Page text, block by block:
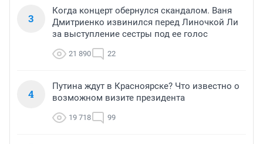
3
Когда концерт обернулся скандалом. Ваня
Дмитриенко извинился перед Линочкой Ли
за выступление сестры под ее голос
21 890 22
4
Путина ждут в Красноярске? Что известно о
возможном визите президента
19 718 99